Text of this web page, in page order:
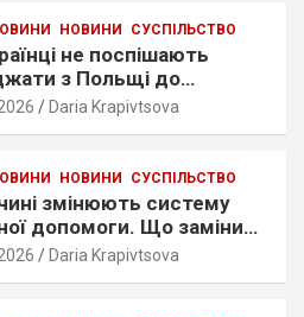
НОВИНИ СУСПІЛЬСТВО
не поспішають
з Польщі до
що показало
Daria Krapivtsova
НОВИНИ СУСПІЛЬСТВО
змінюють систему
допомоги. Що замінить
Daria Krapivtsova